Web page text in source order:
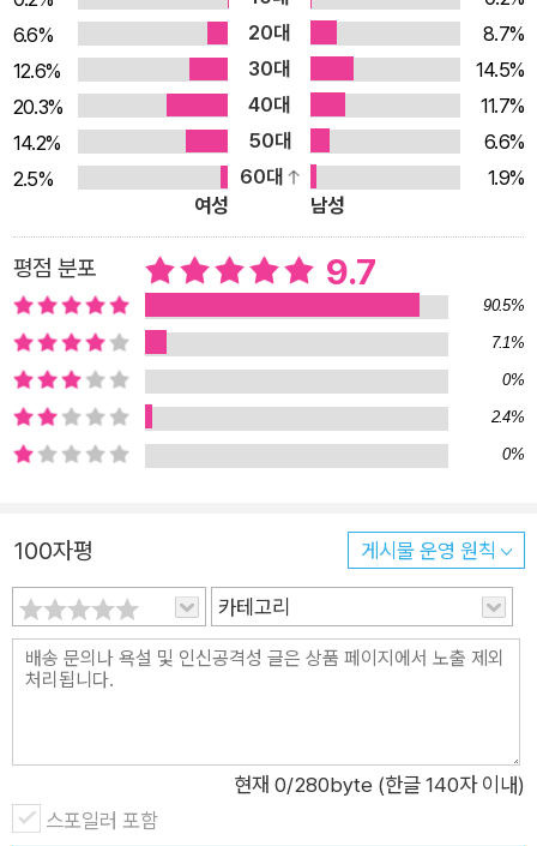
은 그런 그의 경험과 KBS 선배 아나운서들에게 전수받은 말하기
훈련법, 그간 쌓아온 자신만의 코칭 노하우 등을 집약한 책이다.
그는 말을 잘한다는 것은 “인생의 관문들을 남들보다 좀 더 막힘
없이 통과할 수 있는 만능 프리패스를 지닌 것”이라고 주장한다.
실제로 중요한 면접이나 회사에서 본인의 성과를 드러내야 할 때,
동료들과 여러 의견을 나누면서 일을 추진해야 할 때, 처음 만난
사람에게 나를 소개할 때 등 다양한 상황에서 말을 잘하는 사람들
은 남보다 빠르고 수월하게 앞으로 나아가기 때문이다. 더불어 그
는 타고난 목소리가 좋지 않거나 말주변이 부족하더라도, 매일 꾸
준히 10분씩만 훈련하면 누구라도 반드시 말 잘하는 사람으로 거
듭날 수 있다고 강조한다. 발성과 발음 훈련으로 자신에게 어울리
는 목소리를 찾을 수 있으며, 평소 잘못된 말버릇이나 어투만 교
정해도 세련되고 지적인 느낌을 줄 수 있다는 것이다. 가장 가까
도 몰라보게 달라졌다고 말한다. “내 인생을 바꾼 말하기 수업입
니다!” - 수강생 후기 中 한석준 아나운서가 알려주는 원포인트
말하기 레슨 그가 말하는 좋은 말하기는 무엇일까. 그는 “좋은 말
하기란 형식과 내용을 모두 갖춘 것”이라고 주장한다. 형식이 ‘어
떻게 표현할 것인가’에 해당하는 말의 기술이라면, 내용은 ‘무엇
는 것이다. 이 책에는 좋은 말하기 방법이 총 3부로 나누어 담겨
있다. 1부에는 발성, 발음, 말투, 평조, 강조, 속도 등 말하기의 기
술을, 2부에서는 위로, 거절 등 상황에 따라 대화를 나눌 때 지켜
6.6%
20대
8.7%
12.6%
30대
14.5%
20.3%
40대
11.7%
14.2%
50대
6.6%
2.5%
60대
1.9%
여성
남성
평점 분포 9.7
90.5%
7.1%
0%
2.4%
0%
100자평 게시물 운영 원칙
카테고리
현재 0/280byte (한글 140자 이내)
스포일러 포함